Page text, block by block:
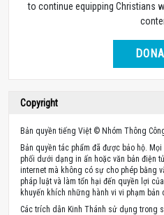
to continue equipping Christians
Copyright
Bản quyền tiếng Việt © Nhóm Thông
Bản quyền tác phẩm đã được bảo hộ.
phối dưới dạng in ấn hoặc văn bản điện
internet mà không có sự cho phép bằng
pháp luật và làm tổn hại đến quyền lợi
khuyến khích những hành vi vi phạm bản
Các trích dẫn Kinh Thánh sử dụng trong